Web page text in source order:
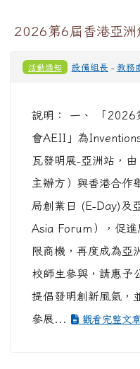
2026第6屆香港亞
活動通知 設備組長 - 教務
說明： 一、 「2026
會AEII」為
瓦發明展-亞洲站，
主辦方）與香港合作
局創業日 (E-Day)及
Asia Forum），促進
限商機，再度成為亞
校師生參與，請惠予
提倡發明創新風氣，
參展...
觀看完整文